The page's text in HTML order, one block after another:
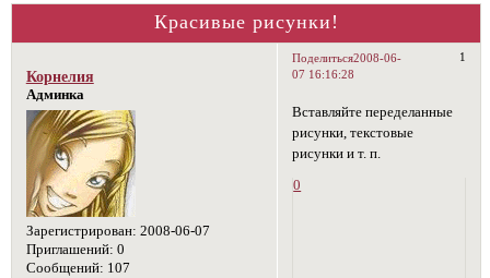
Красивые рисунки!
Поделиться 1
2008-06-
07 16:16:28
Корнелия
Админка
Зарегистрирован: 2008-06-07
Приглашений: 0
Сообщений: 107
Вставляйте переделанные
рисунки, текстовые
рисунки и т. п.
0